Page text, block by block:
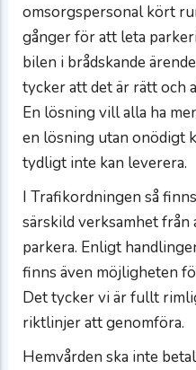
omsorgspersonal kört
gånger för att leta
bilen i brådskande
tycker att det är rätt och
En lösning vill alla ha
en lösning utan onödigt
tydligt inte kan leverera.
I Trafikordningen så
särskild verksamhet
parkera. Enligt
finns även möjligheten
Det tycker vi är fullt
riktlinjer att genomföra.
Hemvården ska inte